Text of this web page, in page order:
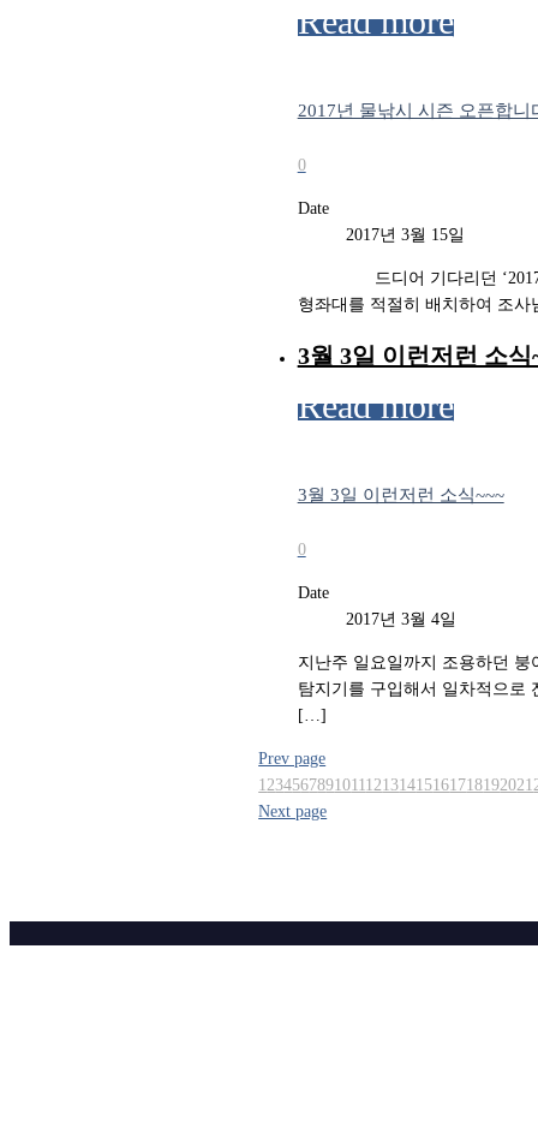
Read more
2017년 물낚시 시즌 오픈합니
0
Date
2017년 3월 15일
드디어 기다리던 ‘2017년
형좌대를 적절히 배치하여 조
3월 3일 이런저런 소식
Read more
3월 3일 이런저런 소식~~~
0
Date
2017년 3월 4일
지난주 일요일까지 조용하던
탐지기를 구입해서 일차적으로
[…]
Prev page
123456789101112131415161718192021
Next page